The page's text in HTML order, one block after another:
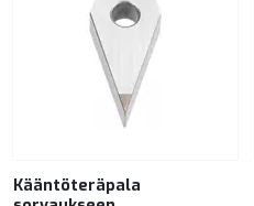
Kääntöteräpala